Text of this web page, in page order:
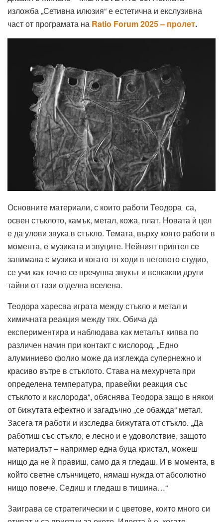
изложба „Сетивна илюзия“ е естетична и екслузивна
част от програмата на Ratio Forum 2025 – пролет.
Основните материали, с които работи Теодора са,
освен стъклото, камък, метал, кожа, плат. Новата ѝ цел
е да улови звука в стъкло. Темата, върху която работи в
момента, е музиката и звуците. Нейният приятел се
занимава с музика и когато тя ходи в неговото студио,
се учи как точно се пречупва звукът и всякакви други
тайни от тази отделна вселена.
Теодора харесва играта между стъкло и метал и
химичната реакция между тях. Обича да
експериментира и наблюдава как металът кипва по
различен начин при контакт с кислород. „Едно
алуминиево фолио може да изглежда супернежно и
красиво вътре в стъклото. Става на мехурчета при
определена температура, правейки реакция със
стъклото и кислорода“, обяснява Теодора защо в някои
от бижутата ефектно и загадъчно „се обажда“ метал.
Засега тя работи и изследва бижутата от стъкло. „Да
работиш със стъкло, е лесно и е удоволствие, защото
материалът – например една буца кристал, можеш
нищо да не ѝ правиш, само да я гледаш. И в момента, в
който светне слънчицето, нямаш нужда от абсолютно
нищо повече. Седиш и гледаш в тишина…“
Заиграва се стратегически и с цветове, които много си